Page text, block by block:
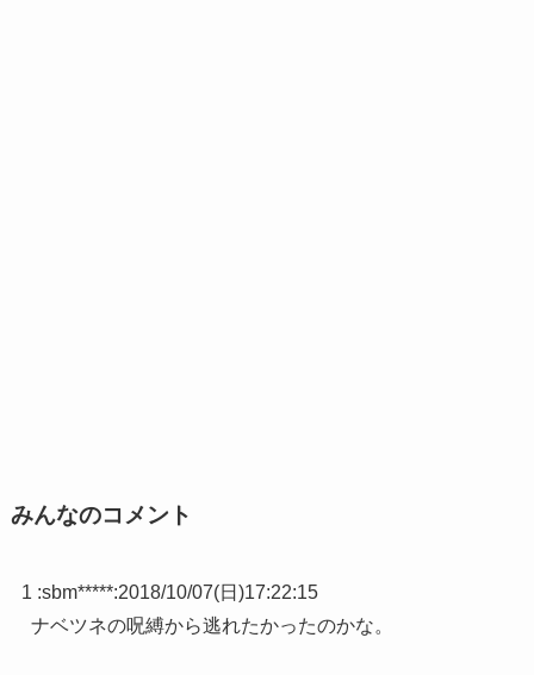
みんなのコメント
1 :sbm*****:2018/10/07(日)17:22:15
ナベツネの呪縛から逃れたかったのかな。